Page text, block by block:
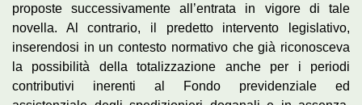
proposte successivamente all’entrata in vigore di tale
novella. Al contrario, il predetto intervento legislativo,
inserendosi in un contesto normativo che già riconosceva
la possibilità della totalizzazione anche per i periodi
contributivi inerenti al Fondo previdenziale ed